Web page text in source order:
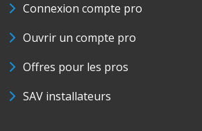
Connexion compte pro
Ouvrir un compte pro
Offres pour les pros
SAV installateurs